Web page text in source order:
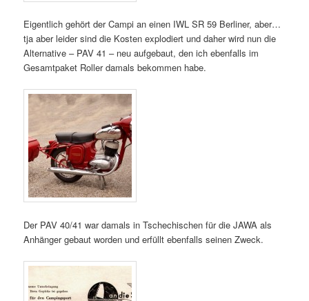
Eigentlich gehört der Campi an einen IWL SR 59 Berliner, aber…
tja aber leider sind die Kosten explodiert und daher wird nun die
Alternative – PAV 41 – neu aufgebaut, den ich ebenfalls im
Gesamtpaket Roller damals bekommen habe.
Der PAV 40/41 war damals inTschechischen für die JAWA als
Anhänger gebaut worden und erfüllt ebenfalls seinen Zweck.